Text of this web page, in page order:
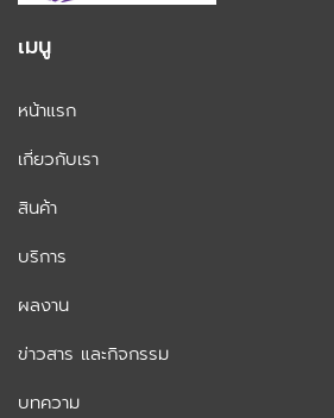
เมนู
หน้าแรก
เกี่ยวกับเรา
สินค้า
บริการ
ผลงาน
ข่าวสาร และกิจกรรม
บทความ